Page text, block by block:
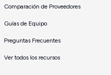
Comparación de Proveedores
Guías de Equipo
Preguntas Frecuentes
Ver todos los recursos